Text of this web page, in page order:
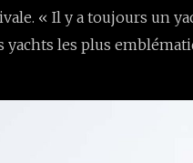
« Il y a toujours un
les plus